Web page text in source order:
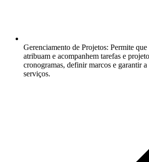
Gerenciamento de Projetos: Permite que
atribuam e acompanhem tarefas e
cronogramas, definir marcos e garantir
serviços.